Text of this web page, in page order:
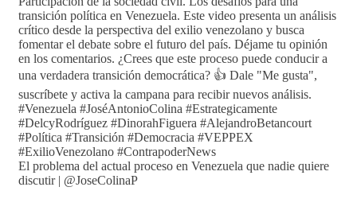
El problema del actual proceso en Venezuela que nadie quiere
discutir | @JoseColinaP